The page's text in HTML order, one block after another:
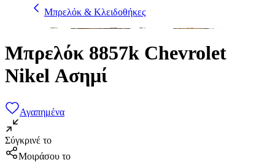
Μπρελόκ & Κλειδοθήκες
Μπρελόκ 8857k Chevrolet
Nikel Ασημί
Αγαπημένα
Σύγκρινέ το
Μοιράσου το